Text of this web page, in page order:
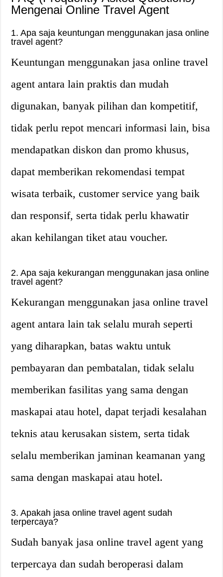
Mengenai Online Travel Agent
1. Apa saja keuntungan menggunakan jasa online
travel agent?
Keuntungan menggunakan jasa online travel
agent antara lain praktis dan mudah
digunakan, banyak pilihan dan kompetitif,
tidak perlu repot mencari informasi lain, bisa
mendapatkan diskon dan promo khusus,
dapat memberikan rekomendasi tempat
wisata terbaik, customer service yang baik
dan responsif, serta tidak perlu khawatir
akan kehilangan tiket atau voucher.
2. Apa saja kekurangan menggunakan jasa online
travel agent?
Kekurangan menggunakan jasa online travel
agent antara lain tak selalu murah seperti
yang diharapkan, batas waktu untuk
pembayaran dan pembatalan, tidak selalu
memberikan fasilitas yang sama dengan
maskapai atau hotel, dapat terjadi kesalahan
teknis atau kerusakan sistem, serta tidak
selalu memberikan jaminan keamanan yang
sama dengan maskapai atau hotel.
3. Apakah jasa online travel agent sudah
terpercaya?
Sudah banyak jasa online travel agent yang
terpercaya dan sudah beroperasi dalam